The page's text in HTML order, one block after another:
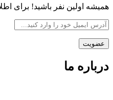
همیشه اولین نفر باشید! برای
درباره ما